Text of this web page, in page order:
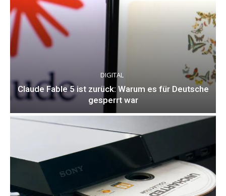
DIGITAL
Claude Fable 5 ist zurück: Warum es für Deutsche
gesperrt war